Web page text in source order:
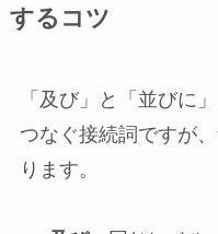
するコツ
「及び」と「並びに
つなぐ接続詞ですが
ります。